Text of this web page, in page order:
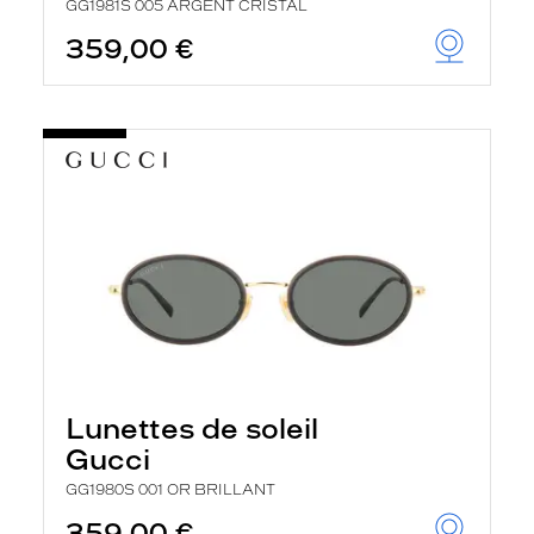
GG1981S 005 ARGENT CRISTAL
359,00 €
Lunettes de soleil
Gucci
GG1980S 001 OR BRILLANT